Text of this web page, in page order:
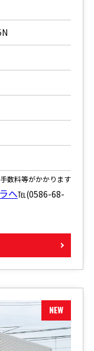
数料等がかかります
へ℡(0586-68-